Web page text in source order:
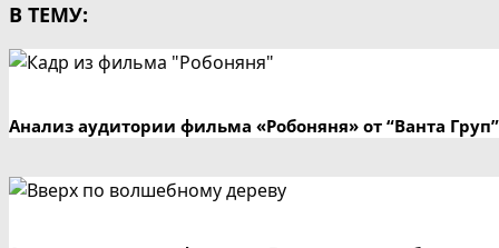
В ТЕМУ:
Анализ аудитории фильма «Робоняня» от “Ванта Груп”